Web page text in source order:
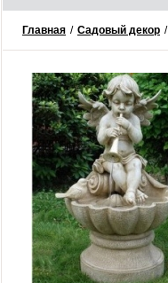
Главная / Садовый декор /